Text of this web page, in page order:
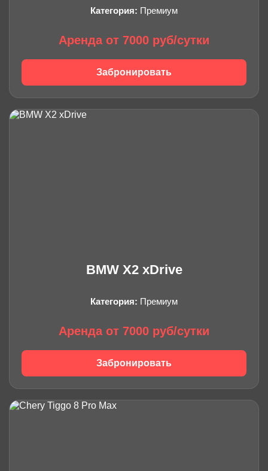
Категория: Премиум
Аренда от 7000 руб/сутки
Забронировать
BMW X2 xDrive
Категория: Премиум
Аренда от 7000 руб/сутки
Забронировать